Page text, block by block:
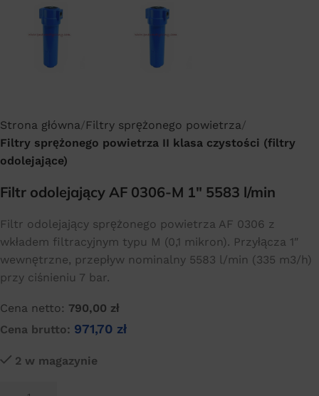
Strona główna Filtry sprężonego powietrza
Filtry sprężonego powietrza II klasa czystości (filtry
odolejające)
Filtr odolejający AF 0306-M 1″ 5583 l/min
Filtr odolejający sprężonego powietrza AF 0306 z
wkładem filtracyjnym typu M (0,1 mikron). Przyłącza 1″
wewnętrzne, przepływ nominalny 5583 l/min (335 m3/h)
przy ciśnieniu 7 bar.
Cena netto: 790,00 zł
Cena brutto: 971,70 zł
2 w magazynie